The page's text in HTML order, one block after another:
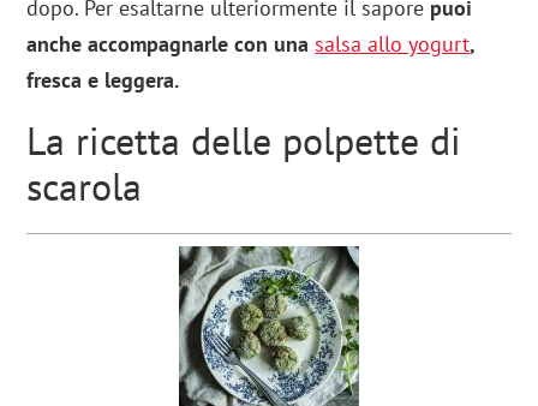
dopo. Per esaltarne ulteriormente il sapore puoi
anche accompagnarle con una salsa allo yogurt,
fresca e leggera.
La ricetta delle polpette di
scarola